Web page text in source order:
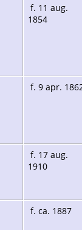
f. 11 aug.
1854
f. 9 apr.
f. 17 aug.
1910
f. ca. 1887